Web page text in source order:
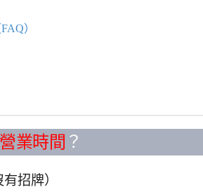
）
營業時間 ？
招牌）